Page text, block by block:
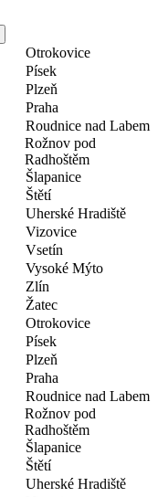
Otrokovice
Písek
Plzeň
Praha
Roudnice nad Labem
Rožnov pod
Radhoštěm
Šlapanice
Štětí
Uherské Hradiště
Vizovice
Vsetín
Vysoké Mýto
Zlín
Žatec
Otrokovice
Písek
Plzeň
Praha
Roudnice nad Labem
Rožnov pod
Radhoštěm
Šlapanice
Štětí
Uherské Hradiště